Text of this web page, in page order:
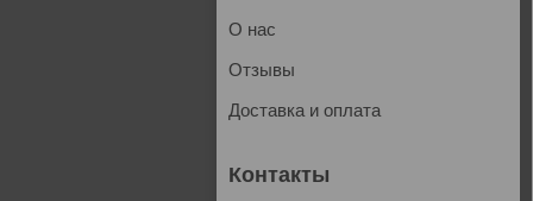
О нас
Отзывы
Доставка и оплата